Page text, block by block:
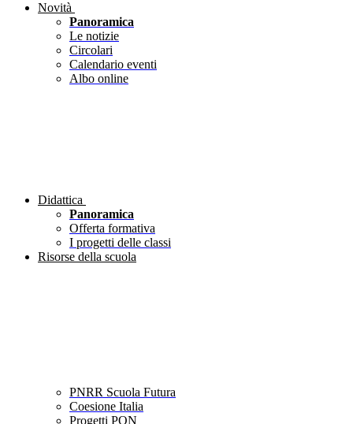
Novità
Panoramica
Le notizie
Circolari
Calendario eventi
Albo online
Didattica
Panoramica
Offerta formativa
I progetti delle classi
Risorse della scuola
PNRR Scuola Futura
Coesione Italia
Progetti PON